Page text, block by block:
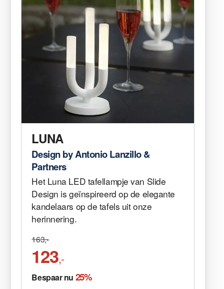
LUNA
Design by Antonio Lanzillo &
Partners
Het Luna LED tafellampje van Slide
Design is geïnspireerd op de elegante
kandelaars op de tafels uit onze
herinnering.
163,-
123,-
Bespaar nu 25%